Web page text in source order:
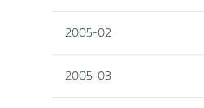
2005-02
2005-03